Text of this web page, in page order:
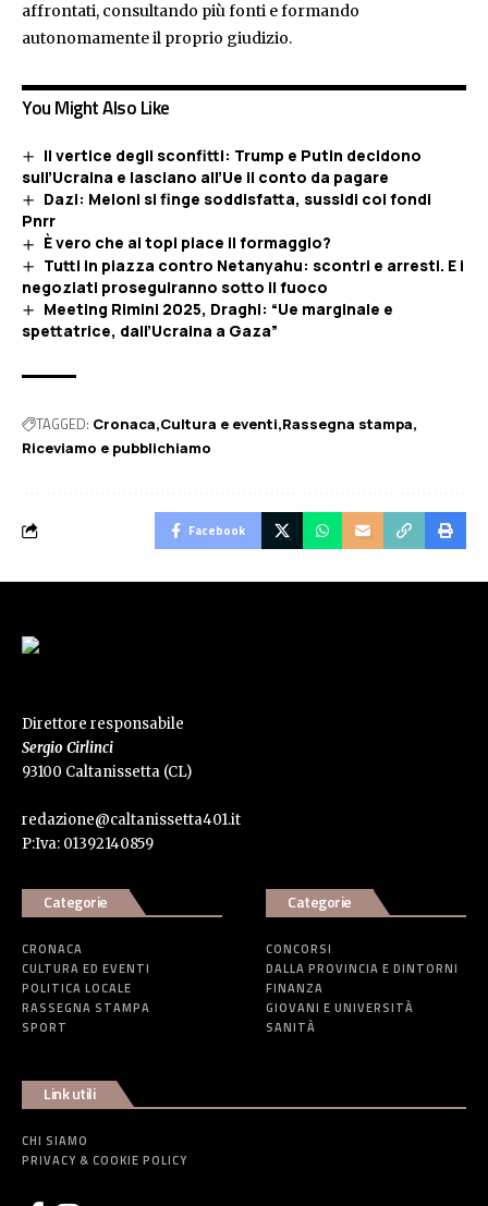
affrontati, consultando più fonti e formando
autonomamente il proprio giudizio.
You Might Also Like
Il vertice degli sconfitti: Trump e Putin decidono
sull’Ucraina e lasciano all’Ue il conto da pagare
Dazi: Meloni si finge soddisfatta, sussidi coi fondi
Pnrr
È vero che ai topi piace il formaggio?
Tutti in piazza contro Netanyahu: scontri e arresti. E i
negoziati proseguiranno sotto il fuoco
Meeting Rimini 2025, Draghi: “Ue marginale e
spettatrice, dall’Ucraina a Gaza”
TAGGED: Cronaca Cultura e eventi Rassegna stampa
Riceviamo e pubblichiamo
Facebook
Direttore responsabile
Sergio Cirlinci
93100 Caltanissetta (CL)
redazione@caltanissetta401.it
P:Iva: 01392140859
Categorie
CRONACA
CULTURA ED EVENTI
POLITICA LOCALE
RASSEGNA STAMPA
SPORT
Categorie
CONCORSI
DALLA PROVINCIA E DINTORNI
FINANZA
GIOVANI E UNIVERSITÀ
SANITÀ
Link utili
CHI SIAMO
PRIVACY & COOKIE POLICY